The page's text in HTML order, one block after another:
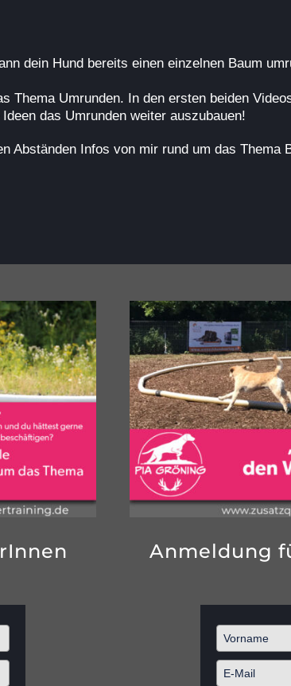
dein Hund bereits einen einzelnen Baum
Thema Umrunden. In den ersten beiden
das Umrunden weiter auszubauen!
Abständen Infos von mir rund um das Thema
Anmeldung